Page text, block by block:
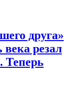
друга»
века резал
Теперь